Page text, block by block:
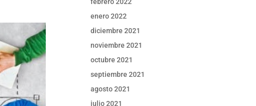
febrero 2022
enero 2022
diciembre 2021
noviembre 2021
octubre 2021
septiembre 2021
agosto 2021
julio 2021